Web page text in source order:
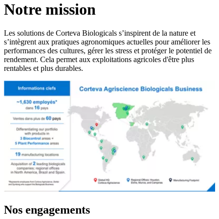
Notre mission
Les solutions de Corteva Biologicals s’inspirent de la nature et
s’intègrent aux pratiques agronomiques actuelles pour améliorer les
performances des cultures, gérer les stress et protéger le potentiel de
rendement. Cela permet aux exploitations agricoles d'être plus
rentables et plus durables.
Nos engagements